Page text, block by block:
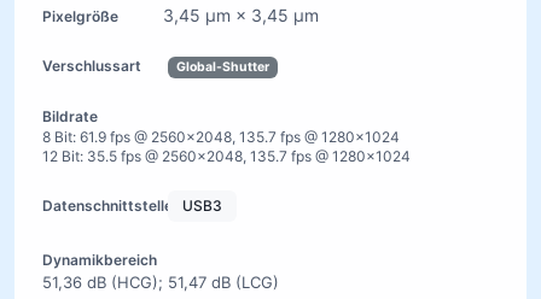
3,45 µm × 3,45 µm
Global-Shutter
8 Bit: 61.9 fps @ 2560×2048, 135.7 fps @ 1280×1024
12 Bit: 35.5 fps @ 2560×2048, 135.7 fps @ 1280×1024
USB3
51,36 dB (HCG); 51,47 dB (LCG)